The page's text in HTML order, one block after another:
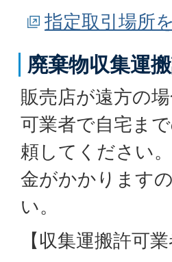
指定取引場所
廃棄物収集運
販売店が遠方の
可業者で自宅ま
頼してください
金がかかります
い。
【収集運搬許可業